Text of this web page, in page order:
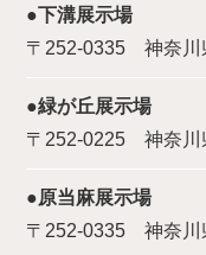
●下溝展示場
〒252-0335 神奈川
●緑が丘展示場
〒252-0225 神奈川
●原当麻展示場
〒252-0335 神奈川